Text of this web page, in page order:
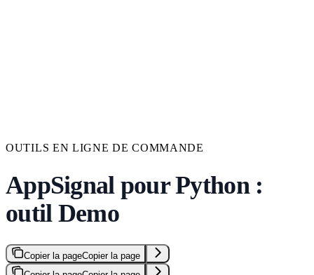
OUTILS EN LIGNE DE COMMANDE
AppSignal pour Python :
outil Demo
Copier la pageCopier la page